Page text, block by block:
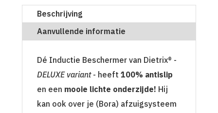
Beschrijving
Aanvullende informatie
Dé Inductie Beschermer van Dietrix® -
DELUXE variant - heeft 100% antislip
en een mooie lichte onderzijde! Hij
kan ook over je (Bora) afzuigsysteem